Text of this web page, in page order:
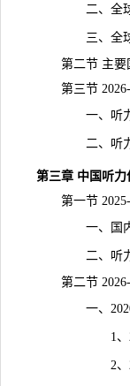
二、全球听
三、全球听
第二节 主要
第三节 2026-
一、听力保
二、听力保
第三章 中国听
第一节 2025-
一、国内听
二、听力保
第二节 2026-
一、2020-
1、2020-
2、2020-